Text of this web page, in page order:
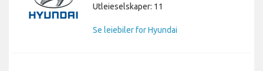
Utleieselskaper: 11
Se leiebiler for Hyundai